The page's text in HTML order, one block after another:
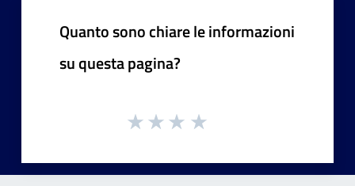
Quanto sono chiare le informazioni
su questa pagina?